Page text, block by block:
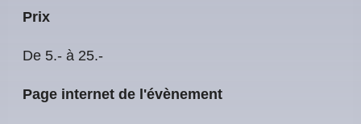
Prix
De 5.- à 25.-
Page internet de l'évènement